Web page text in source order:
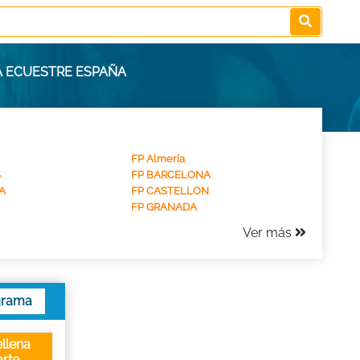
ECUESTRE ESPAÑA
FP Almería
FP BARCELONA
FP CASTELLON
FP GRANADA
Ver más